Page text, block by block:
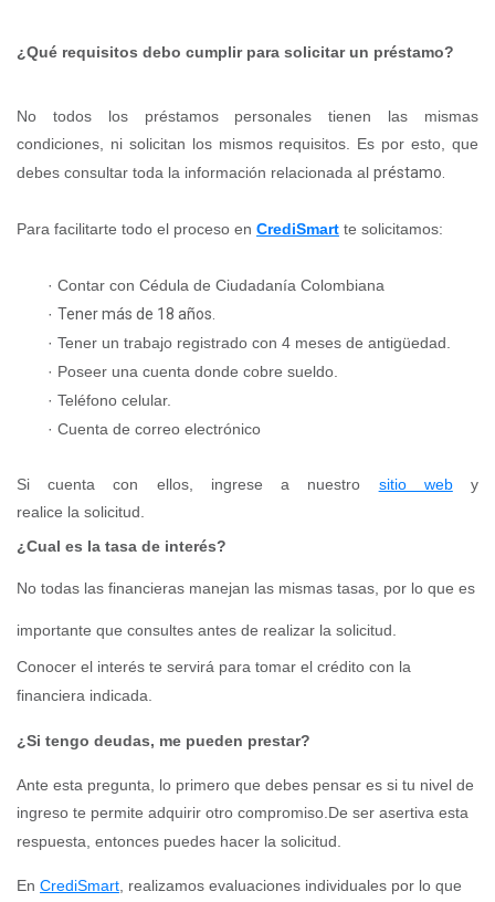
¿Qué requisitos debo cumplir para solicitar un préstamo?
No todos los préstamos personales
tienen las mismas
condiciones, ni solicitan los mismos requisitos. Es por esto,
que
debes consultar toda la información relacionada al préstamo.
Para facilitarte todo el proceso en CrediSmart te solicitamos:
· Contar con Cédula de Ciudadanía Colombiana
· Tener más de 18 años.
· Tener un trabajo registrado con 4 meses de antigüedad.
· Poseer una cuenta donde cobre sueldo.
· Teléfono celular.
· Cuenta de correo electrónico
Sicuenta con ellos, ingrese a nuestro sitio weby
realice la solicitud.
¿Cual es la tasa de interés?
No todas las financieras manejan las mismas tasas, por lo que es
importante que consultes antes de realizar la solicitud.
Conocer el interés te servirá para tomar el crédito con la
financiera indicada.
¿Si tengo deudas, me pueden prestar?
Ante esta pregunta, lo primero que debes pensar es si tu nivel de
ingreso te permite adquirir otro compromiso.De ser asertiva esta
respuesta, entonces puedes hacer la solicitud.
En CrediSmart , realizamos evaluaciones individuales por lo que